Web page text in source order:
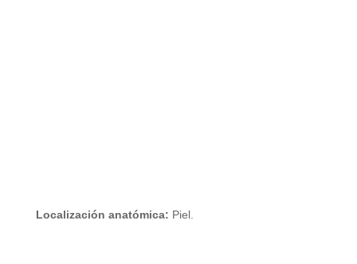
Localización anatómica: Piel.